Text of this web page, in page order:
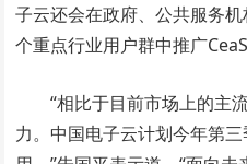
子云还会在政府、公共服务
个重点行业用户群中推广
“相比于目前市场上的主
力。中国电子云计划今年第